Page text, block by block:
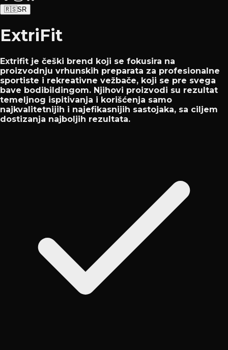
🇷🇸SR
ExtriFit
Extrifit je češki brend koji se fokusira na
proizvodnju vrhunskih preparata za profesionalne
sportiste i rekreativne vežbače, koji se pre svega
bave bodibildingom. Njihovi proizvodi su rezultat
temeljnog ispitivanja i korišćenja samo
najkvalitetnijih i najefikasnijih sastojaka, sa ciljem
dostizanja najboljih rezultata.